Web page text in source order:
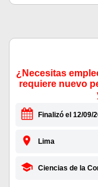
¿Necesitas
requiere nuevo
Finalizó el 12/09/
Lima
Ciencias de la